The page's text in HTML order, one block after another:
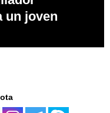
un joven